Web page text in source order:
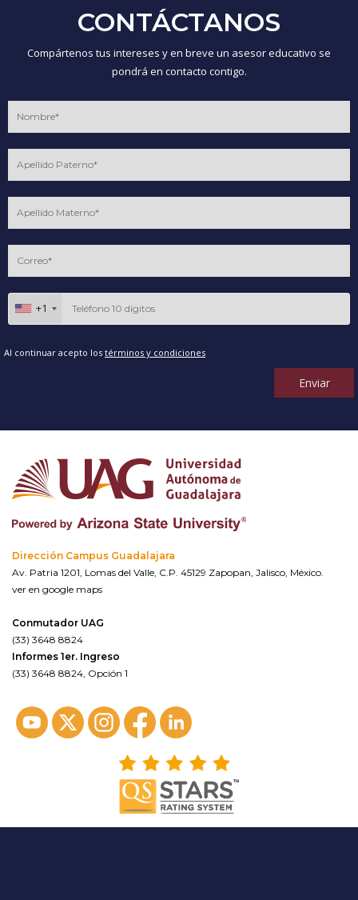
CONTÁCTANOS
Compártenos tus intereses y en breve un asesor educativo se
pondrá en contacto contigo.
+1
Al continuar acepto los términos y condiciones
Enviar
Dirección Campus Guadalajara
Av. Patria 1201, Lomas del Valle, C.P. 45129 Zapopan, Jalisco, México.
ver en google maps
Conmutador UAG
(33) 3648 8824
Informes 1er. Ingreso
(33) 3648 8824, Opción 1